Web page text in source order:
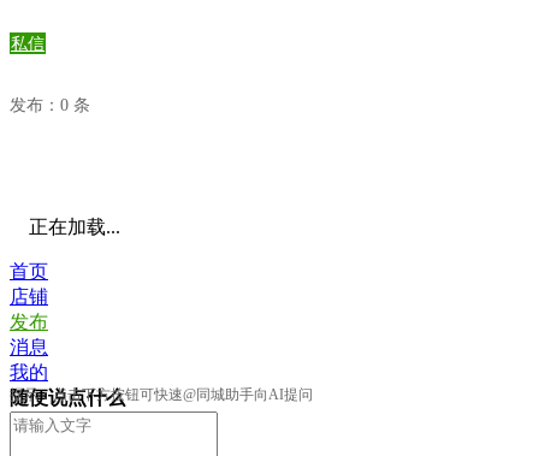
私信
发布：0 条
正在加载...
首页
店铺
发布
消息
我的
随便说点什么
提示：点击下方按钮可快速@同城助手向AI提问